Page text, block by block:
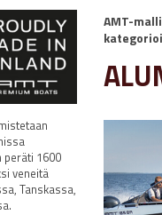
AMT-
1600
veneitä
Tanskassa,